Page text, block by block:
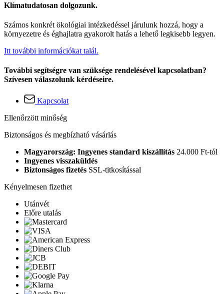
Klímatudatosan dolgozunk.
Számos konkrét ökológiai intézkedéssel járulunk hozzá, hogy a
környezetre és éghajlatra gyakorolt hatás a lehető legkisebb legyen.
Itt további információkat talál.
További segítségre van szüksége rendelésével kapcsolatban?
Szívesen válaszolunk kérdéseire.
Kapcsolat
Ellenőrzött minőség
Biztonságos és megbízható vásárlás
Magyarország: Ingyenes standard kiszállítás 24.000 Ft-tól
Ingyenes visszaküldés
Biztonságos fizetés SSL-titkosítással
Kényelmesen fizethet
Utánvét
Előre utalás